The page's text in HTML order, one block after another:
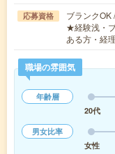
応募資格
ブランクOK
★経験浅・
ある方・経
職場の雰囲気
年齢層
20代
男女比率
女性